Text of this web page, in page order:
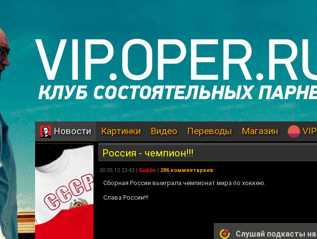
Новости Картинки Видео Переводы Магазин VIP
Россия - чемпион!!!
20.05.12 23:42 | Goblin | 286 комментариев
Сборная России выиграла чемпионат мира по хоккею.
Слава России!!!
Слушай подкасты на